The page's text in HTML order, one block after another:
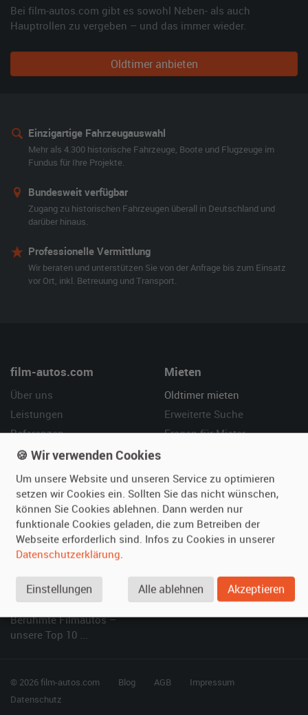
Bei film-autos.com gibt es sowohl Neben- als auch
Hauptrollen zu vergeben – und das immer wieder.
Oldtimer anbieten
Einzigartige Fahrzeugauswahl
Mehr als 4.300 historische Fahrzeuge, Boote und Flugzeuge im
Fundus für Ihre Projekte.
Bundesweit verfügbar
Zugang zu historischen Fahrzeugen überall in Deutschland und
darüber hinaus.
Professionelle Vermittlung
Wir beraten und unterstützen Sie von der Anfrage bis zum Einsatz
vor Ort, inkl. Betreuung und Transport.
film-autos.com
Über uns
Leistungen
Referenzen
Kundenmeinungen
Mieten
Oldtimer mieten
Erweiterte Suche
Fragen für Mieter
Vermieten
Oldtimer anmelden
Fotos senden
Fragen für Vermieter
Hilfe
Häufige Fragen (FAQ)
So funktioniert's
SPECIAL
Berühmte Filmautos –
unsere Top 10 ...
© 2026 film-autos.com Blog AGB
Impressum
Datenschutz
🍪 Wir verwenden Cookies
Um unsere Website und unseren Service zu optimieren
setzen wir Cookies ein. Sollten Sie das nicht wünschen,
können Sie Cookies ablehnen. Dann werden nur
funktionale Cookies geladen, die zum Betreiben der
Webseite erforderlich sind. Infos zu Cookies in unserer
Datenschutzerklärung.
Einstellungen Alle ablehnen Akzeptieren